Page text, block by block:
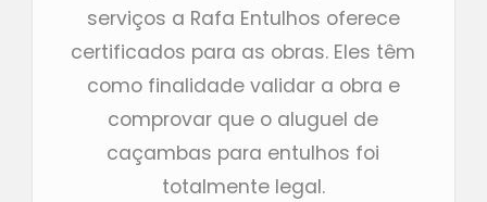
serviços a Rafa Entulhos oferece
certificados para as obras. Eles têm
como finalidade validar a obra e
comprovar que o aluguel de
caçambas para entulhos foi
totalmente legal.